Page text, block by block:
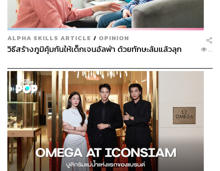
ALPHA SKILLS ARTICLE / OPINION
วิธีสร้างภูมิคุ้มกันให้เด็กเจนอัลฟ่า ด้วยทักษะล้มแล้วลุก ...